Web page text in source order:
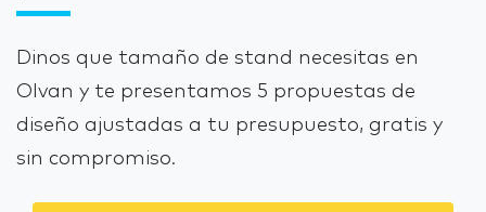
Dinos que tamaño de stand necesitas en
Olvan y te presentamos 5 propuestas de
diseño ajustadas a tu presupuesto, gratis y
sin compromiso.